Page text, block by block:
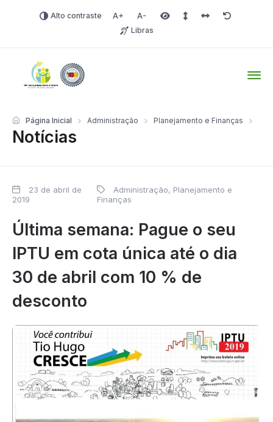
Alto contraste Aumentar fonte
Diminuir fonteÁrea selecionada
Espaçamento de linha
Espaço dos
Redefinir
Libras
Notícias
Página Inicial Administração Planejamento e Finanças
23 de abril de
2019
Administração, Planejamento e
Finanças
Última semana: Pague o seu
IPTU em cota única até o dia
30 de abril com 10 % de
desconto